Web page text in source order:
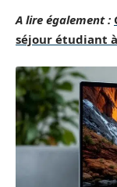
A lire également :
séjour étudiant